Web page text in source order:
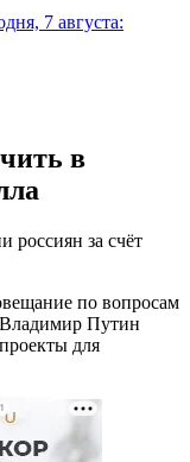
7 августа:
в
россиян за счёт
по вопросам
Владимир Путин
для